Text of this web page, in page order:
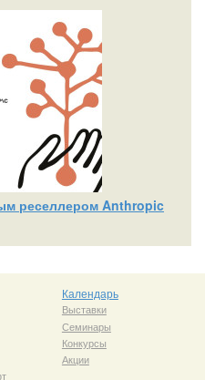
реселлером Anthropic
Календарь
Выставки
Семинары
Конкурсы
Акции